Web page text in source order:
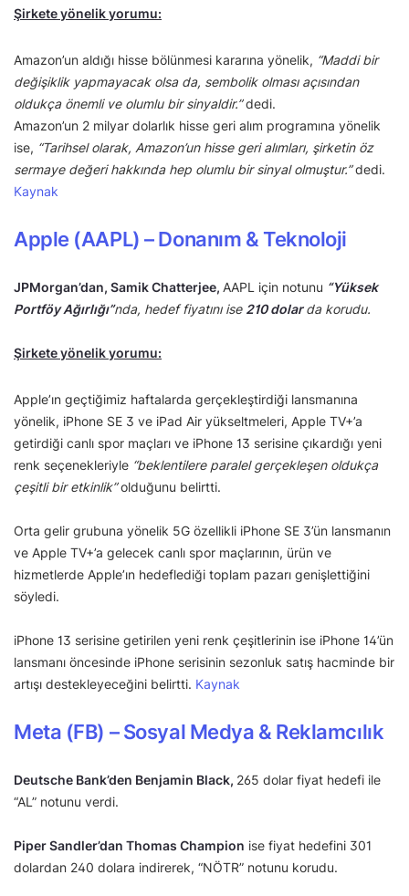
Şirkete yönelik yorumu:
Amazon’un aldığı hisse bölünmesi kararına yönelik, “Maddi bir
değişiklik yapmayacak olsa da, sembolik olması açısından
oldukça önemli ve olumlu bir sinyaldir.”dedi.
Amazon’un 2 milyar dolarlık hisse geri alım programına yönelik
ise, “Tarihsel olarak, Amazon’un hisse geri alımları, şirketin öz
sermaye değeri hakkında hep olumlu bir sinyal olmuştur.”dedi.
Kaynak
Apple (AAPL) – Donanım & Teknoloji
JPMorgan’dan, Samik Chatterjee, AAPL için notunu “Yüksek
Portföy Ağırlığı”nda, hedef fiyatını ise 210 dolarda korudu.
Şirkete yönelik yorumu:
Apple’ın geçtiğimiz haftalarda gerçekleştirdiği lansmanına
yönelik, iPhone SE 3 ve iPad Air yükseltmeleri, Apple TV+’a
getirdiği canlı spor maçları ve iPhone 13 serisine çıkardığı yeni
renk seçenekleriyle “beklentilere paralel gerçekleşen oldukça
çeşitli bir etkinlik”olduğunu belirtti.
Orta gelir grubuna yönelik 5G özellikli iPhone SE 3’ün lansmanın
ve Apple TV+’a gelecek canlı spor maçlarının, ürün ve
hizmetlerde Apple’ın hedeflediği toplam pazarı genişlettiğini
söyledi.
iPhone 13 serisine getirilen yeni renk çeşitlerinin ise iPhone 14’ün
lansmanı öncesinde iPhone serisinin sezonluk satış hacminde bir
artışı destekleyeceğini belirtti. Kaynak
Meta (FB) – Sosyal Medya & Reklamcılık
Deutsche Bank’den Benjamin Black, 265 dolar fiyat hedefi ile
“AL” notunu verdi.
Piper Sandler’dan Thomas Champion ise fiyat hedefini 301
dolardan 240 dolara indirerek, “NÖTR” notunu korudu.